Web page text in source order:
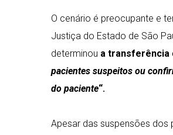
O cenário é preocupante e
Justiça do Estado de São
determinou a transferência
pacientes suspeitos ou
do paciente“.
Apesar das suspensões